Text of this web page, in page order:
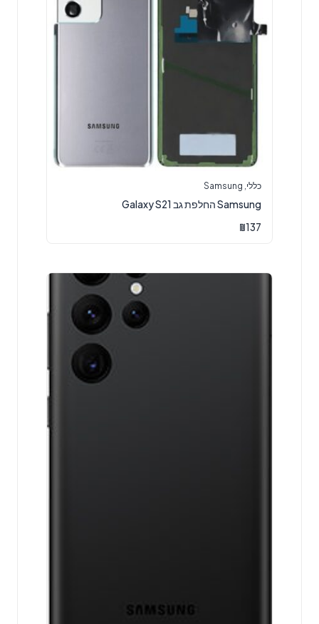
כללי Samsung
Samsung החלפת גב Galaxy S21
₪137